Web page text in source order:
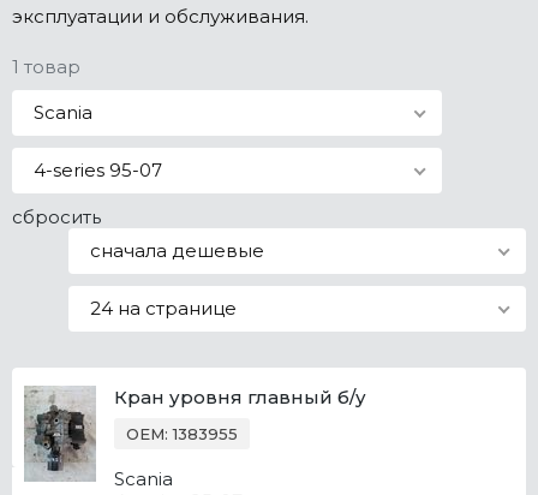
эксплуатации и обслуживания.
1 товар
Scania
4-series 95-07
сбросить
сначала дешевые
24 на странице
Кран уровня главный б/у
OEM: 1383955
Scania